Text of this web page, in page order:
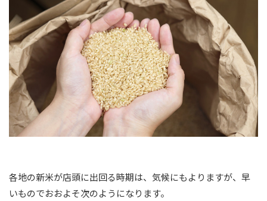
各地の新米が店頭に出回る時期は、気候にもよりますが、早
いものでおおよそ次のようになります。